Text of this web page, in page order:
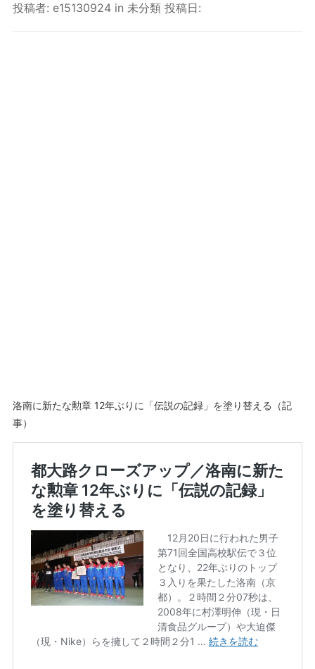
投稿者: e15130924 in 未分類投稿日:
洛南に新たな勲章 12年ぶりに「伝説の記録」を塗り替える（記
事）